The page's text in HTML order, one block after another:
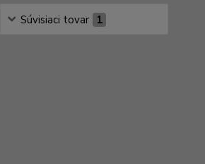
Súvisiaci tovar 1